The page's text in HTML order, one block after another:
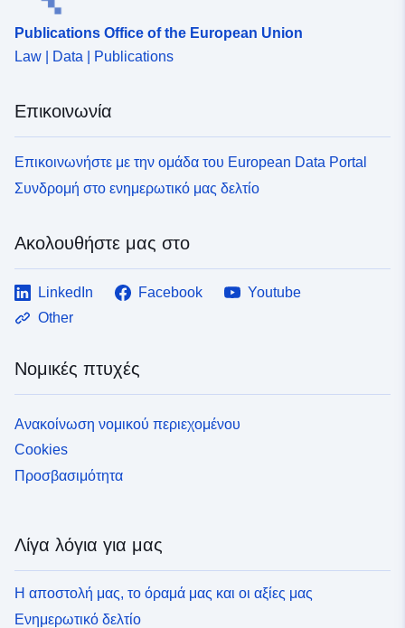
Publications Office of the European Union
Law | Data | Publications
Επικοινωνία
Επικοινωνήστε με την ομάδα του European Data Portal
Συνδρομή στο ενημερωτικό μας δελτίο
Ακολουθήστε μας στο
LinkedIn Facebook
Youtube
Other
Νομικές πτυχές
Ανακοίνωση νομικού περιεχομένου
Cookies
Προσβασιμότητα
Λίγα λόγια για μας
Η αποστολή μας, το όραμά μας και οι αξίες μας
Ενημερωτικό δελτίο